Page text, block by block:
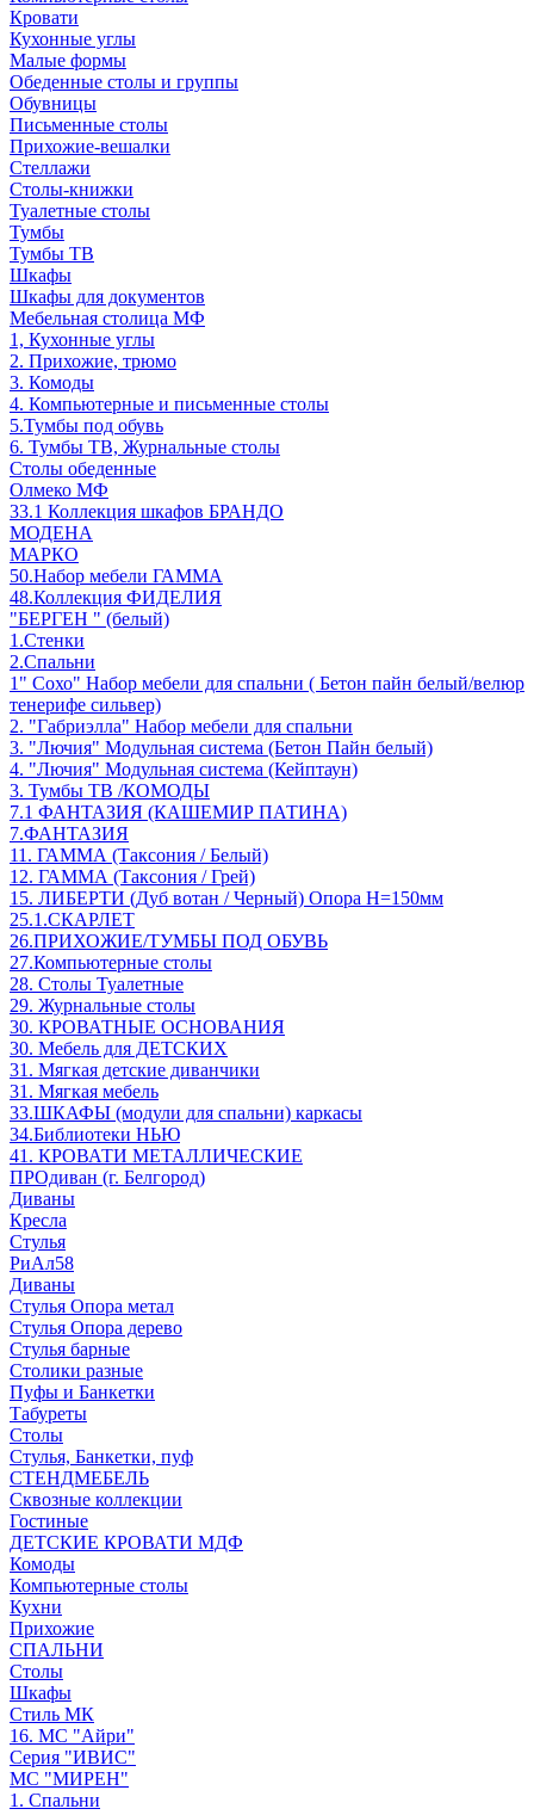
Кровати
Кухонные углы
Малые формы
Обеденные столы и группы
Обувницы
Письменные столы
Прихожие-вешалки
Стеллажи
Столы-книжки
Туалетные столы
Тумбы
Тумбы ТВ
Шкафы
Шкафы для документов
Мебельная столица МФ
1, Кухонные углы
2. Прихожие, трюмо
3. Комоды
4. Компьютерные и письменные столы
5.Тумбы под обувь
6. Тумбы ТВ, Журнальные столы
Столы обеденные
Олмеко МФ
33.1 Коллекция шкафов БРАНДО
МОДЕНА
МАРКО
50.Набор мебели ГАММА
48.Коллекция ФИДЕЛИЯ
"БЕРГЕН " (белый)
1.Стенки
2.Спальни
1" Сохо" Набор мебели для спальни ( Бетон пайн белый/велюр
тенерифе сильвер)
2. "Габриэлла" Набор мебели для спальни
3. "Лючия" Модульная система (Бетон Пайн белый)
4. "Лючия" Модульная система (Кейптаун)
3. Тумбы ТВ /КОМОДЫ
7.1 ФАНТАЗИЯ (КАШЕМИР ПАТИНА)
7.ФАНТАЗИЯ
11. ГАММА (Таксония / Белый)
12. ГАММА (Таксония / Грей)
15. ЛИБЕРТИ (Дуб вотан / Черный) Опора Н=150мм
25.1.СКАРЛЕТ
26.ПРИХОЖИЕ/ТУМБЫ ПОД ОБУВЬ
27.Компьютерные столы
28. Столы Туалетные
29. Журнальные столы
30. КРОВАТНЫЕ ОСНОВАНИЯ
30. Мебель для ДЕТСКИХ
31. Мягкая детские диванчики
31. Мягкая мебель
33.ШКАФЫ (модули для спальни) каркасы
34.Библиотеки НЬЮ
41. КРОВАТИ МЕТАЛЛИЧЕСКИЕ
ПРОдиван (г. Белгород)
Диваны
Кресла
Стулья
РиАл58
Диваны
Стулья Опора метал
Стулья Опора дерево
Стулья барные
Столики разные
Пуфы и Банкетки
Табуреты
Столы
Стулья, Банкетки, пуф
СТЕНДМЕБЕЛЬ
Сквозные коллекции
Гостиные
ДЕТСКИЕ КРОВАТИ МДФ
Комоды
Компьютерные столы
Кухни
Прихожие
СПАЛЬНИ
Столы
Шкафы
Стиль МК
16. МС "Айри"
Серия "ИВИС"
МС "МИРЕН"
1. Спальни